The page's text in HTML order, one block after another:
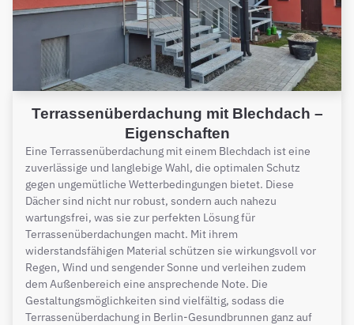
Terrassenüberdachung mit Blechdach –
Eigenschaften
Eine Terrassenüberdachung mit einem Blechdach ist eine
zuverlässige und langlebige Wahl, die optimalen Schutz
gegen ungemütliche Wetterbedingungen bietet. Diese
Dächer sind nicht nur robust, sondern auch nahezu
wartungsfrei, was sie zur perfekten Lösung für
Terrassenüberdachungen macht. Mit ihrem
widerstandsfähigen Material schützen sie wirkungsvoll vor
Regen, Wind und sengender Sonne und verleihen zudem
dem Außenbereich eine ansprechende Note. Die
Gestaltungsmöglichkeiten sind vielfältig, sodass die
Terrassenüberdachung in Berlin-Gesundbrunnen ganz auf